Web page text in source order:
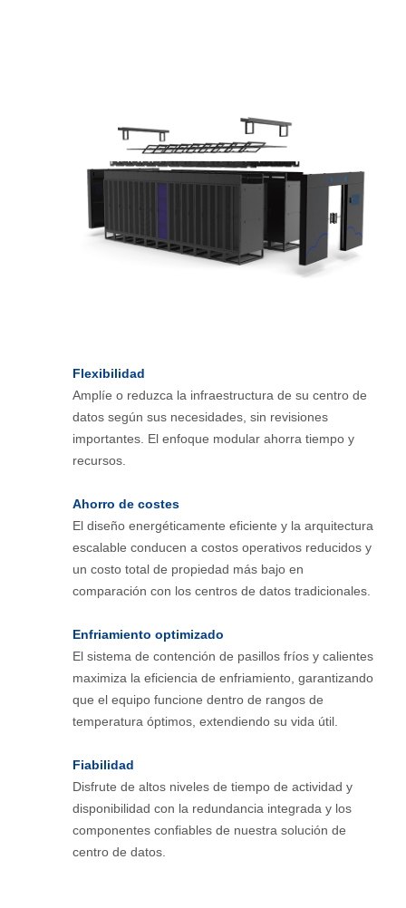
Flexibilidad
Amplíe o reduzca la infraestructura de su centro de
datos según sus necesidades, sin revisiones
importantes. El enfoque modular ahorra tiempo y
recursos.
Ahorro de costes
El diseño energéticamente eficiente y la arquitectura
escalable conducen a costos operativos reducidos y
un costo total de propiedad más bajo en
comparación con los centros de datos tradicionales.
Enfriamiento optimizado
El sistema de contención de pasillos fríos y calientes
maximiza la eficiencia de enfriamiento, garantizando
que el equipo funcione dentro de rangos de
temperatura óptimos, extendiendo su vida útil.
Fiabilidad
Disfrute de altos niveles de tiempo de actividad y
disponibilidad con la redundancia integrada y los
componentes confiables de nuestra solución de
centro de datos.